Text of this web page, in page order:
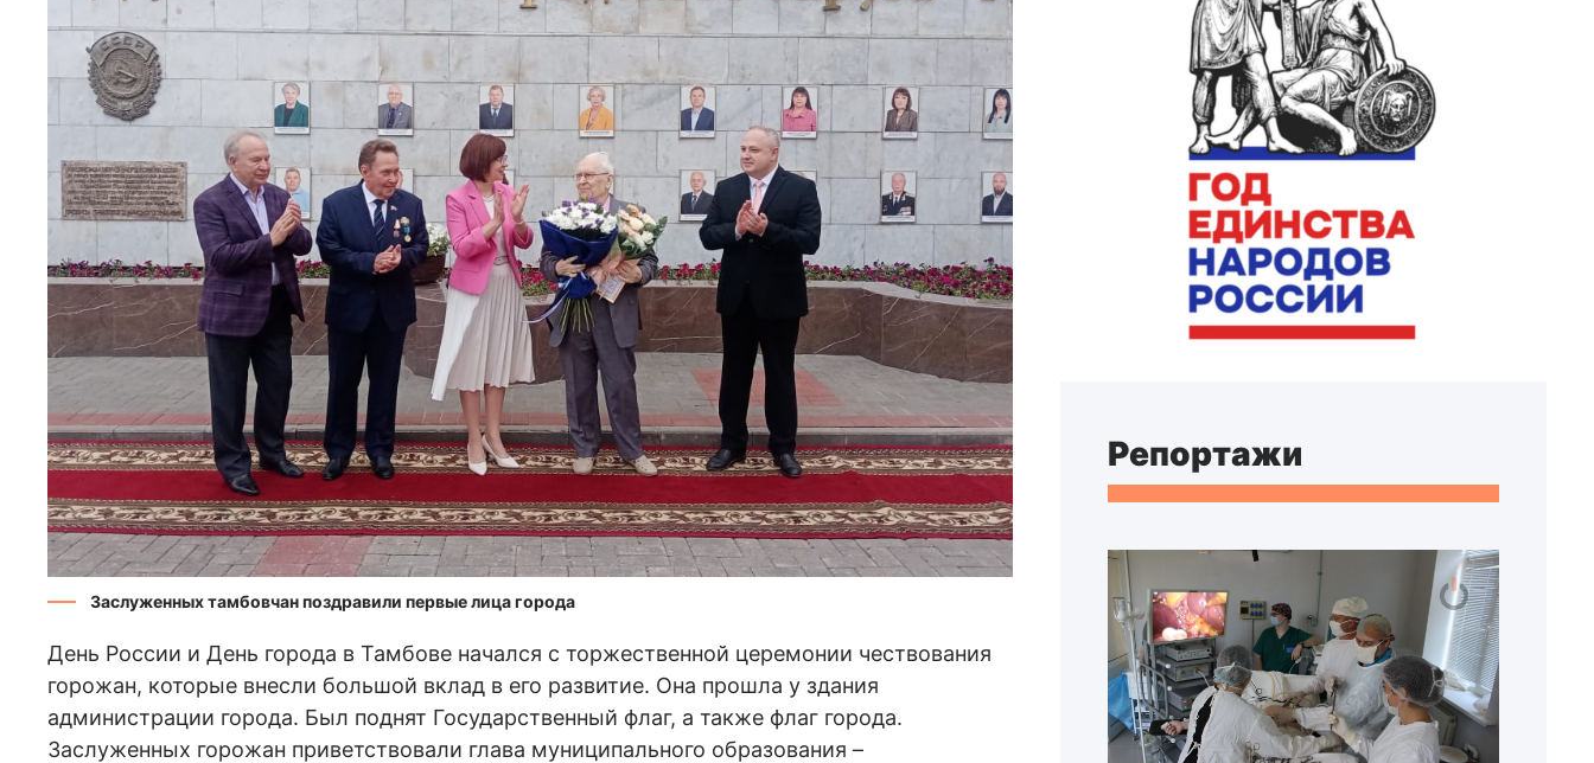
Заслуженных тамбовчан поздравили первые лица города
День России и День города в Тамбове начался с торжественной церемонии чествования
горожан, которые внесли большой вклад в его развитие. Она прошла у здания
администрации города. Был поднят Государственный флаг, а также флаг города.
Заслуженных горожан приветствовали глава муниципального образования –
Репортажи